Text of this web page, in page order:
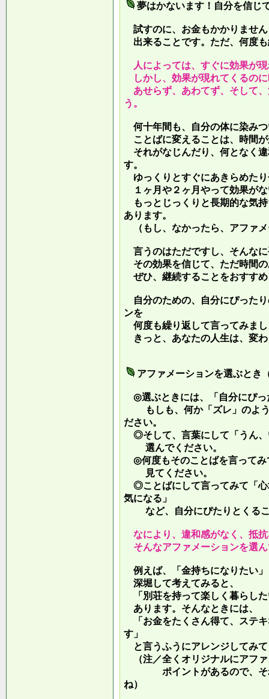
夢はかないます！自分を信じ
試すのに、お金もかかりませ
出来ることです。ただ、何度
人によっては、すぐに効果が
しかし、効果が現れてくるの
あせらず、あわてず、そして
う。
何十年間も、自分の体に染み
ことばに変えることは、時間
それがなじんだり、何となく
す。
ゆっくりとすぐにあきらめた
１ヶ月や２ヶ月やって効果が
もっとじっくりと長期的な気
あります。
（もし、なかったら、アファ
言うのはただですし、そんな
その効果を信じて、ただ時間
ぜひ、継続することをおすす
自分のための、自分にぴった
ンを
何度も繰り返して言ってみま
きっと、あなたの人生は、変
アファメーションを選ぶとき
◎選ぶときには、「自分にぴっ
もしも、何か「ズレ」のよう
ださい。
◎そして、言葉にして「うん、
選んでください。
◎何度もそのことばを言ってみ
見てください。
◎ことばにして言ってみて「心
気になる」
など、自分にぴたりとくるこ
なにより、違和感がなく、抵
そんなアファメーションを選
例えば、「金持ちになりたい
深堀して考えてみると、
「別荘を持って楽しく暮らし
あります。そんなときには、
「お金をたくさん得て、ステ
す」
と言うふうにアレンジしてみ
（注／全くオリジナルにアフ
ポイントがあるので、それ
ね）